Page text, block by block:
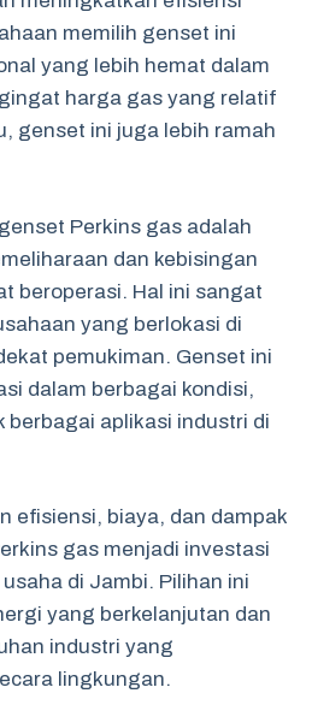
memilih genset ini
yang lebih hemat dalam
harga gas yang relatif
genset ini juga lebih ramah
Perkins gas adalah
dan kebisingan
beroperasi. Hal ini sangat
yang berlokasi di
pemukiman. Genset ini
dalam berbagai kondisi,
berbagai aplikasi industri di
efisiensi, biaya, dan dampak
gas menjadi investasi
di Jambi. Pilihan ini
yang berkelanjutan dan
industri yang
lingkungan.